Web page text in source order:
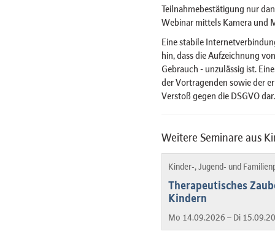
Teilnahmebestätigung nur
Webinar mittels Kamera und
Eine stabile
hin, dass die Aufzeichnung
Gebrauch - unzulässig ist.
der Vortragenden sowie der
Verstoß gegen die DSGVO dar.
Weitere Seminare aus
Kinder-, Jugend- und
Therapeutisches
Kindern
Mo 14.09.2026 – Di